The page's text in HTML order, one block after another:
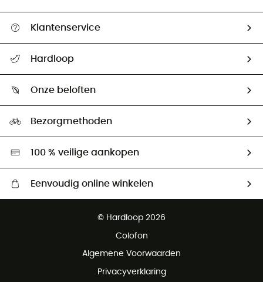
Klantenservice
Retourzendingen & Terugbetalingen
Hardloop
Ambassadeurs
Onze beloften
Hardgreen
Bezorgmethoden
100 % veilige aankopen
Eenvoudig online winkelen
Gratis retourneren binnen 100 dagen
© Hardloop 2026
Colofon
Algemene Voorwaarden
Privacyverklaring